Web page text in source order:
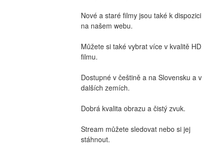
Nové a staré filmy jsou také k dispozici
na našem webu.
Můžete si také vybrat více v kvalitě HD
filmu.
Dostupné v češtině a na Slovensku a v
dalších zemích.
Dobrá kvalita obrazu a čistý zvuk.
Stream můžete sledovat nebo si jej
stáhnout.